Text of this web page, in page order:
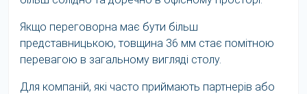
Якщо переговорна має бути більш
представницькою, товщина 36 мм стає помітною
перевагою в загальному вигляді столу.
Для компаній, які часто приймають партнерів або